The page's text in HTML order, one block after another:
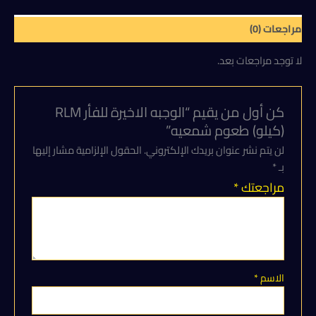
شمعيه
مراجعات (0)
لا توجد مراجعات بعد.
كن أول من يقيم “الوجبه الاخيرة للفأر RLM
(كيلو) طعوم شمعيه”
لن يتم نشر عنوان بريدك الإلكتروني.الحقول الإلزامية مشار إليها
بـ*
مراجعتك*
الاسم*